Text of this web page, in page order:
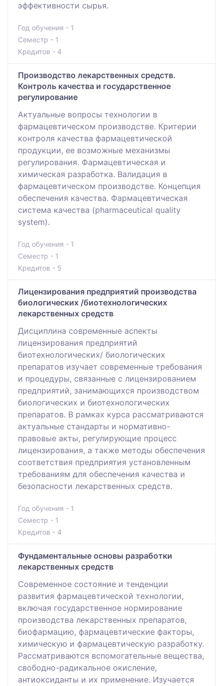
эффективности сырья.
Год обучения - 1
Семестр - 1
Кредитов - 4
Производство лекарственных средств.
Контроль качества и государственное
регулирование
Актуальные вопросы технологии в
фармацевтическом производстве. Критерии
контроля качества фармацевтической
продукции, ее возможные механизмы
регулирования. Фармацевтическая и
химическая разработка. Валидация в
фармацевтическом производстве. Концепция
обеспечения качества. Фармацевтическая
система качества (pharmaceutical quality
system).
Год обучения - 1
Семестр - 1
Кредитов - 5
Лицензирования предприятий производства
биологических /биотехнологических
лекарственных средств
Дисциплина современные аспекты
лицензирования предприятий
биотехнологических/ биологических
препаратов изучает современные требования
и процедуры, связанные с лицензированием
предприятий, занимающихся производством
биологических и биотехнологических
препаратов. В рамках курса рассматриваются
актуальные стандарты и нормативно-
правовые акты, регулирующие процесс
лицензирования, а также методы обеспечения
соответствия предприятия установленным
требованиям для обеспечения качества и
безопасности лекарственных средств.
Год обучения - 1
Семестр - 1
Кредитов - 4
Фундаментальные основы разработки
лекарственных средств
Современное состояние и тенденции
развития фармацевтической технологии,
включая государственное нормирование
производства лекарственных препаратов,
биофармацию, фармацевтические факторы,
химическую и фармацевтическую разработку.
Рассматриваются вспомогательные вещества,
свободно-радикальное окисление,
антиоксиданты и их применение. Изучается